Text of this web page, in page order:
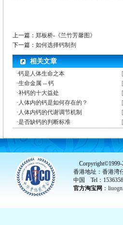
上一篇： 郑板桥-《兰竹芳馨图》
下一篇： 如何选择钙制剂
相关文章
·钙是人体生命之本
·生命金属 -- 钙
·补钙的十大益处
· 人体内的钙是如何存在的？
· 人体内钙的代谢调节机制
·是否缺钙的判断标准
Corpyright©1999-
香港地址：香港湾
中国 Tel：
官方淘宝网 ：